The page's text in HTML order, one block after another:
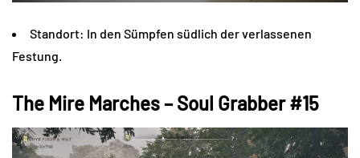
Standort: In den Sümpfen südlich der verlassenen
Festung.
The Mire Marches – Soul Grabber #15